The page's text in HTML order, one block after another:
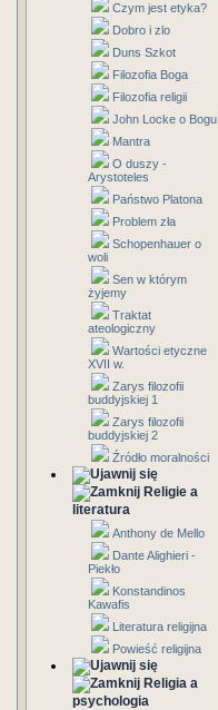
Czym jest etyka?
Dobro i zlo
Duns Szkot
Filozofia Boga
Filozofia religii
John Locke o Bogu
Mantra
O duszy -
Arystoteles
Państwo Platona
Problem zła
Schopenhauer o
woli
Sen w którym
żyjemy
Traktat
ateologiczny
Wartości etyczne
XVII w.
Zarys filozofii
buddyjskiej 1
Zarys filozofii
buddyjskiej 2
Źródło moralności
Religie a
literatura
Anthony de Mello
Dante Alighieri -
Piekło
Konstandinos
Kawafis
Literatura religijna
Powieść religijna
Religia a
psychologia